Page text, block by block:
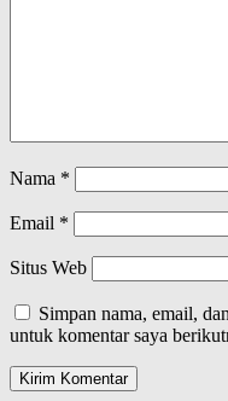
Nama *
Email *
Situs Web
Simpan nama, email,
untuk komentar saya